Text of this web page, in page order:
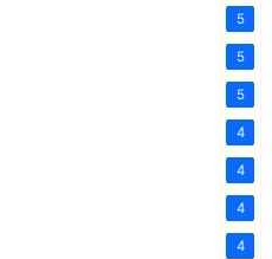
5
5
5
4
4
4
4